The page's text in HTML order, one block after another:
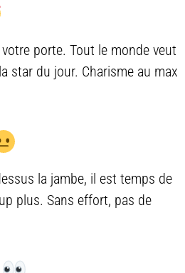
porte. Tout le monde veut
star du jour. Charisme au max
la jambe, il est temps de
plus. Sans effort, pas de